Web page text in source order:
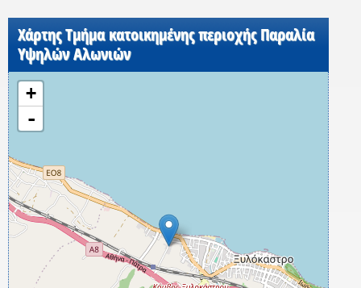
Χάρτης Τμήμα κατοικημένης περιοχής Παραλία
Υψηλών Αλωνιών
+
-